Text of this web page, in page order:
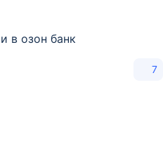
в озон банк
7